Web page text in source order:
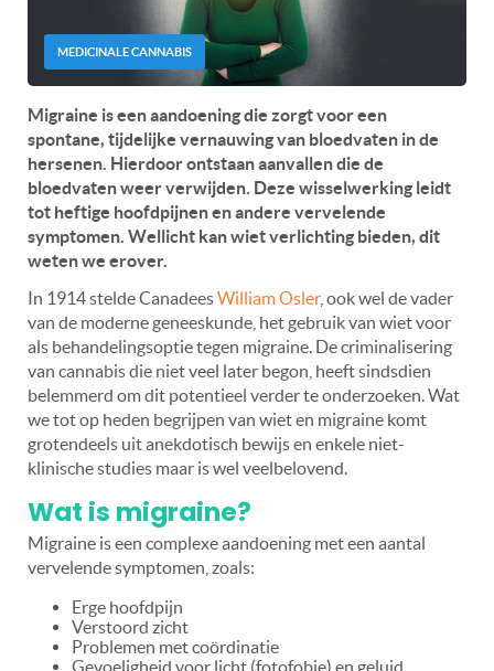
MEDICINALE CANNABIS
Migraine is een aandoening die zorgt voor een
spontane, tijdelijke vernauwing van bloedvaten in de
hersenen. Hierdoor ontstaan aanvallen die de
bloedvaten weer verwijden. Deze wisselwerking leidt
tot heftige hoofdpijnen en andere vervelende
symptomen. Wellicht kan wiet verlichting bieden, dit
weten we erover.
In 1914 stelde CanadeesWilliam Osler, ook wel de vader
van de moderne geneeskunde, het gebruik van wiet voor
als behandelingsoptie tegen migraine. De criminalisering
van cannabis die niet veel later begon, heeft sindsdien
belemmerd om dit potentieel verder te onderzoeken. Wat
we tot op heden begrijpen van wiet en migraine komt
grotendeels uit anekdotisch bewijs en enkele niet-
klinische studies maar is wel veelbelovend.
Wat is migraine?
Migraine is een complexe aandoening met een aantal
vervelende symptomen, zoals:
Erge hoofdpijn
Verstoord zicht
Problemen met coördinatie
Gevoeligheid voor licht (fotofobie) en geluid